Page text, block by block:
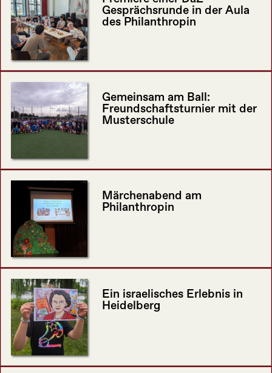
Gesprächsrunde in der Aula
des Philanthropin
Gemeinsam am Ball:
Freundschaftsturnier mit der
Musterschule
Märchenabend am
Philanthropin
Ein israelisches Erlebnis in
Heidelberg